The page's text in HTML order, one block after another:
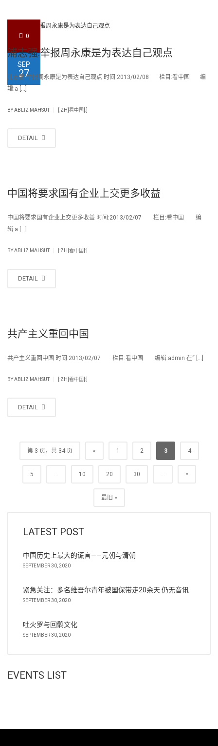
0
SEP
27
浦志强:举报周永康是为表达自己观点
浦志强:举报周永康是为表达自己观点 时间:2013/02/08 栏目:看中国 编
辑:a […]
BYABLIZ MAHSUT [:ZH]看中国[:]
DETAIL
中国将要求国有企业上交更多收益
中国将要求国有企业上交更多收益 时间:2013/02/07 栏目:看中国 编
辑:a […]
BYABLIZ MAHSUT [:ZH]看中国[:]
DETAIL
共产主义重回中国
共产主义重回中国 时间:2013/02/07 栏目:看中国 编辑:admin 在“ […]
BYABLIZ MAHSUT [:ZH]看中国[:]
DETAIL
第 3 页，共 34 页 « 1 2 3 4
5 ... 10 20 30 ... »
最旧 »
LATEST POST
中国历史上最大的谎言——元朝与清朝
SEPTEMBER 30, 2020
紧急关注：多名维吾尔青年被国保带走20余天 仍无音讯
SEPTEMBER 30, 2020
吐火罗与回鹘文化
SEPTEMBER 30, 2020
EVENTS LIST